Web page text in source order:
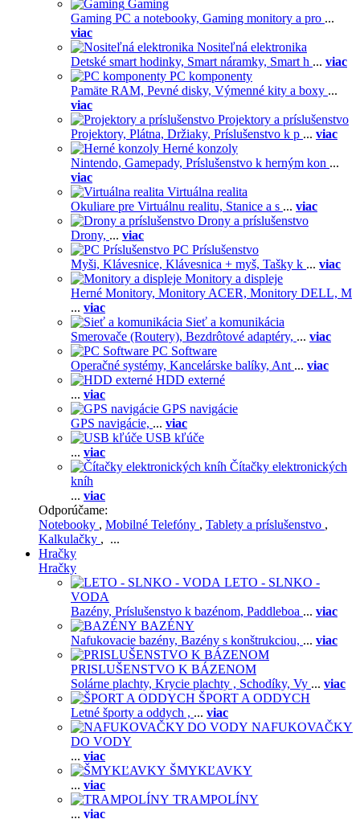
Gaming
Gaming PC a notebooky, Gaming monitory a pro ...
viac
Nositeľná elektronika
Detské smart hodinky, Smart náramky, Smart h ... viac
PC komponenty
Pamäte RAM, Pevné disky, Výmenné kity a boxy ...
viac
Projektory a príslušenstvo
Projektory, Plátna, Držiaky, Príslušenstvo k p ... viac
Herné konzoly
Nintendo, Gamepady, Príslušenstvo k herným kon ...
viac
Virtuálna realita
Okuliare pre Virtuálnu realitu, Stanice a s ... viac
Drony a príslušenstvo
Drony, ... viac
PC Príslušenstvo
Myši, Klávesnice, Klávesnica + myš, Tašky k ... viac
Monitory a displeje
Herné Monitory, Monitory ACER, Monitory DELL, M
... viac
Sieť a komunikácia
Smerovače (Routery), Bezdrôtové adaptéry, ... viac
PC Software
Operačné systémy, Kancelárske balíky, Ant ... viac
HDD externé
... viac
GPS navigácie
GPS navigácie, ... viac
USB kľúče
... viac
Čítačky elektronických
kníh
... viac
Odporúčame:
Notebooky , Mobilné Telefóny , Tablety a príslušenstvo ,
Kalkulačky , ...
Hračky
Hračky
LETO - SLNKO -
VODA
Bazény, Príslušenstvo k bazénom, Paddleboa ... viac
BAZÉNY
Nafukovacie bazény, Bazény s konštrukciou, ... viac
PRISLUŠENSTVO K BÁZENOM
Solárne plachty, Krycie plachty , Schodíky, Vy ... viac
ŠPORT A ODDYCH
Letné športy a oddych , ... viac
NAFUKOVAČKY
DO VODY
... viac
ŠMYKĽAVKY
... viac
TRAMPOLÍNY
... viac